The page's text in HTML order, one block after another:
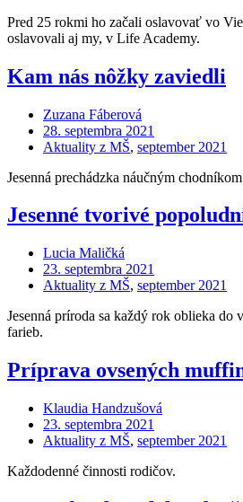
Pred 25 rokmi ho začali oslavovať vo
oslavovali aj my, v Life Academy.
Kam nás nôžky zaviedli
Zuzana Fáberová
28. septembra 2021
Aktuality z MŠ, september 2021
Jesenná prechádzka náučným
Jesenné tvorivé
Lucia Maličká
23. septembra 2021
Aktuality z MŠ, september 2021
Jesenná príroda sa každý rok oblieka do
farieb.
Príprava ovsených
Klaudia Handzušová
23. septembra 2021
Aktuality z MŠ, september 2021
Každodenné činnosti rodičov.